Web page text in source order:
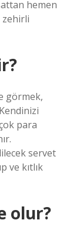
hemen
zehirli
görmek,
para
servet
ve kıtlık
olur?